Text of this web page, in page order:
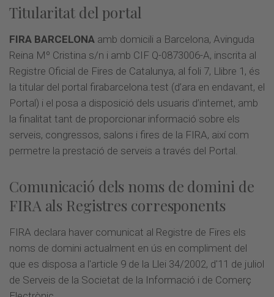
Titularitat del portal
FIRA BARCELONA amb domicili a Barcelona, Avinguda
Reina Mº Cristina s/n i amb CIF Q-0873006-A, inscrita al
Registre Oficial de Fires de Catalunya, al foli 7, Llibre 1, és
la titular del portal firabarcelona.test (d’ara en endavant, el
Portal) i el posa a disposició dels usuaris d’internet, amb
la finalitat tant de proporcionar informació sobre els
serveis, congressos, salons i fires de la FIRA, així com
permetre la prestació de serveis a través del Portal.
Comunicació dels noms de domini de
FIRA als Registres corresponents
FIRA declara haver comunicat al Registre de Fires els
noms de domini actualment en ús en compliment del
que es disposa a l'article 9 de la Llei 34/2002, d'11 de juliol
de Serveis de la Societat de la Informació i de Comerç